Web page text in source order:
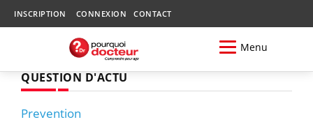
INSCRIPTION CONNEXION CONTACT
Menu
QUESTION D'ACTU
Prevention